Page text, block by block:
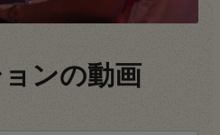
ンの動画